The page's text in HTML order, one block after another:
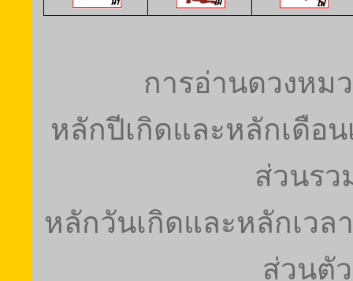
การอ่านดวงหม
หลักปีเกิดและหลักเดือน
ส่วนรว
หลักวันเกิดและหลักเวล
ส่วนตัว